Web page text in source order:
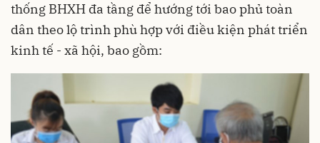
thống BHXH đa tầng để hướng tới bao phủ toàn
dân theo lộ trình phù hợp với điều kiện phát triển
kinh tế - xã hội, bao gồm: